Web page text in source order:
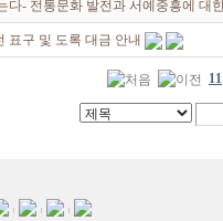
다- 전통문화 발전과 서예중흥에 대
표구 및 도록 대금 안내
11